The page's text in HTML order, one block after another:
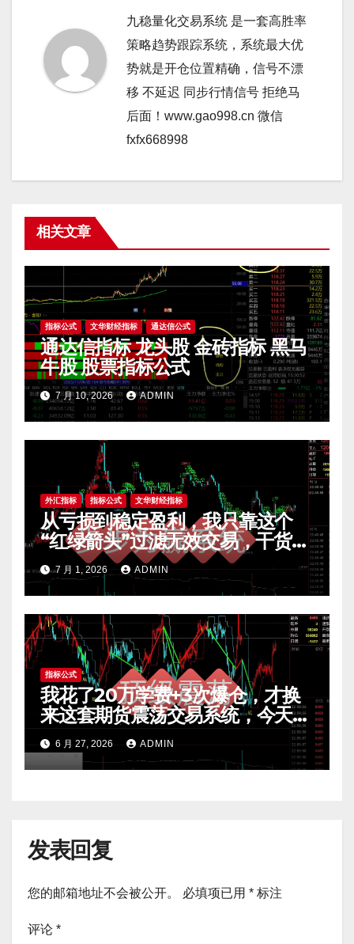
九稳量化交易系统 是一套高胜率
策略趋势跟踪系统，系统最大优
势就是开仓位置精确，信号不漂
移 不延迟 同步行情信号 拒绝马
后面！www.gao998.cn 微信
fxfx668998
相关文章
指标公式 文华财经指标 通达信公式
通达信指标 龙头股 金砖指标 黑马
牛股 股票指标公式
7 月 10, 2026 ADMIN
外汇指标 指标公式 文华财经指标
从亏损到稳定盈利，我只靠这个
“红绿箭头”过滤无效交易，干货全
公开 mt4指标
7 月 1, 2026 ADMIN
指标公式
我花了20万学费+3次爆仓，才换
来这套期货震荡交易系统，今天免
费公开核心逻辑
6 月 27, 2026 ADMIN
发表回复
您的邮箱地址不会被公开。 必填项已用 * 标注
评论 *